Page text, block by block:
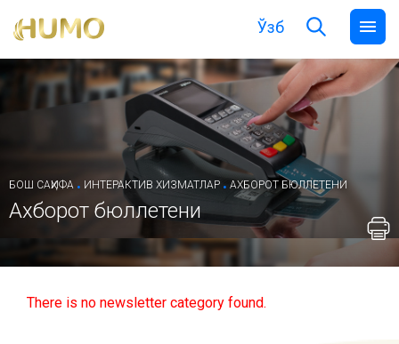
Ўзб
БОШ САҲИФА . ИНТЕРАКТИВ ХИЗМАТЛАР . АХБОРОТ БЮЛЛЕТЕНИ
Ахборот бюллетени
There is no newsletter category found.